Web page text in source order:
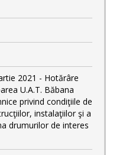
2021 - Hotărâre
U.A.T. Băbana
privind condiţiile de
instalaţiilor şi a
drumurilor de interes